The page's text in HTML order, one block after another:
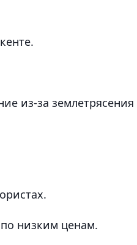
из-за землетрясения
низким ценам.